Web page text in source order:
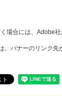
場合には、Adobe
バナーのリンク先